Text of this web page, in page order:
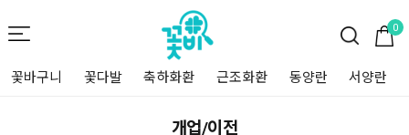
0
꽃바구니 꽃다발 축하화환 근조화환 동양란 서양란
개업/이전